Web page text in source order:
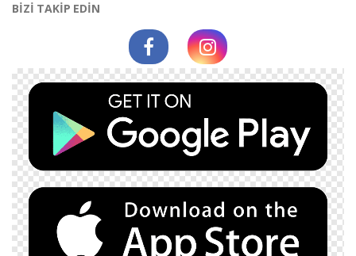
BİZİ TAKİP EDİN